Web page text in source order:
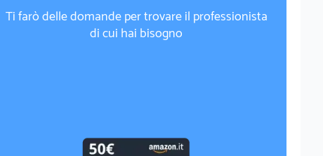
Ti farò delle domande per trovare il professionista
di cui hai bisogno